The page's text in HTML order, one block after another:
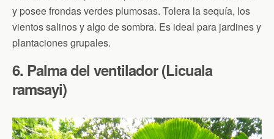
y posee frondas verdes plumosas. Tolera la sequía, los
vientos salinos y algo de sombra. Es ideal para jardines y
plantaciones grupales.
6. Palma del ventilador (Licuala
ramsayi)